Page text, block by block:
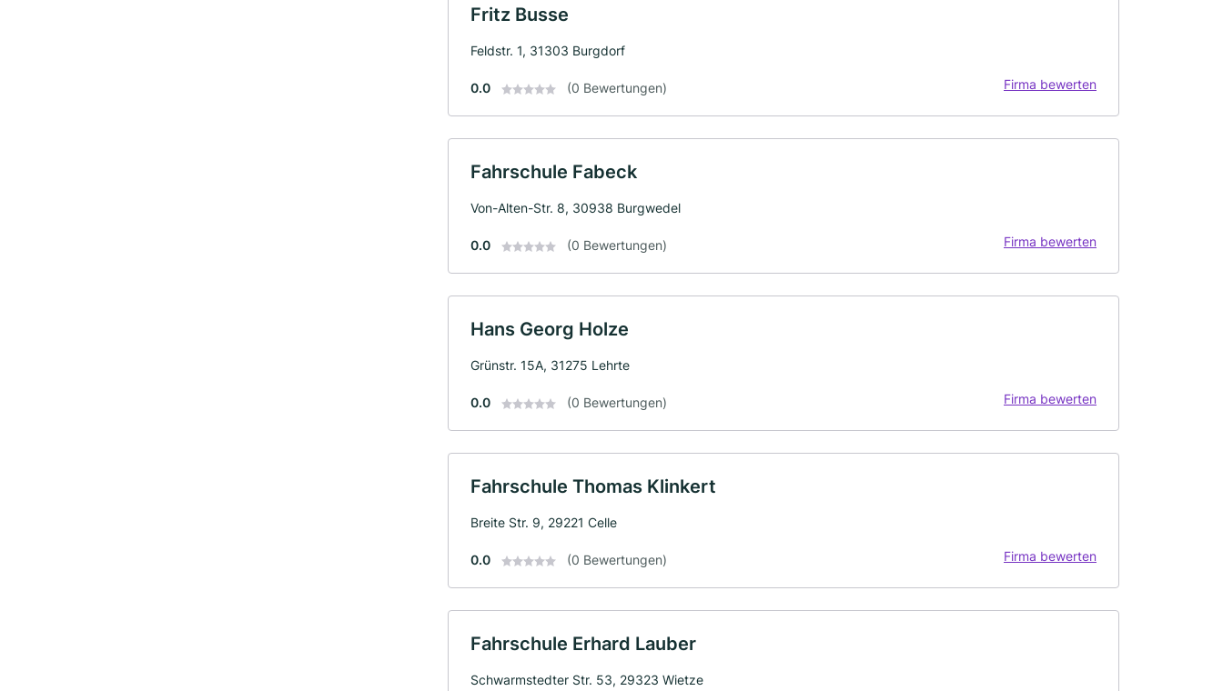
Fritz Busse
Feldstr. 1, 31303 Burgdorf
0.0 (0 Bewertungen) Firma bewerten
Fahrschule Fabeck
Von-Alten-Str. 8, 30938 Burgwedel
0.0 (0 Bewertungen) Firma bewerten
Hans Georg Holze
Grünstr. 15A, 31275 Lehrte
0.0 (0 Bewertungen) Firma bewerten
Fahrschule Thomas Klinkert
Breite Str. 9, 29221 Celle
0.0 (0 Bewertungen) Firma bewerten
Fahrschule Erhard Lauber
Schwarmstedter Str. 53, 29323 Wietze